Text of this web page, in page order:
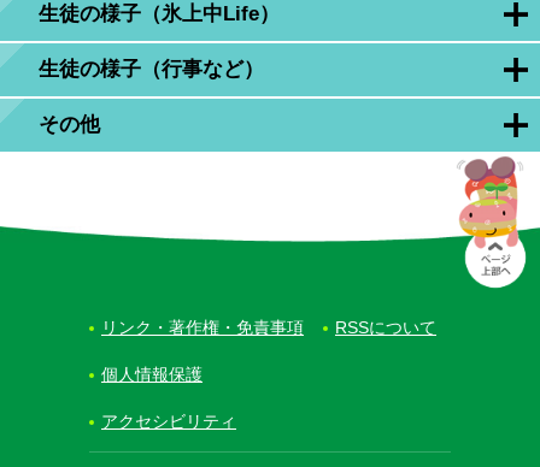
生徒の様子（氷上中Life）
生徒の様子（行事など）
その他
リンク・著作権・免責事項 RSSについて
個人情報保護
アクセシビリティ